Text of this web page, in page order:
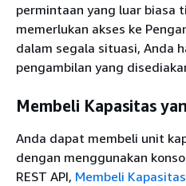
permintaan yang luar biasa
memerlukan akses ke
dalam segala situasi, Anda
pengambilan yang
Membeli Kapasitas
Anda dapat membeli unit
dengan menggunakan
REST API, Membeli